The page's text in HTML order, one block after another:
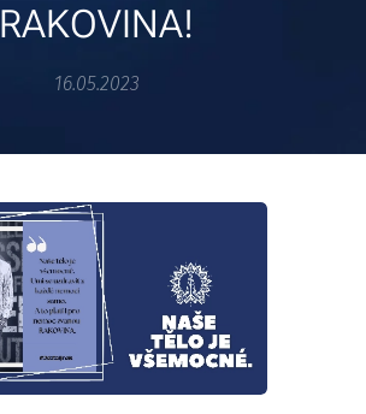
RAKOVINA!
16.05.2023